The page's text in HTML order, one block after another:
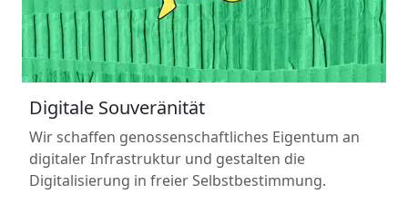
Digitale Souveränität
Wir schaffen genossenschaftliches Eigentum an
digitaler Infrastruktur und gestalten die
Digitalisierung in freier Selbstbestimmung.